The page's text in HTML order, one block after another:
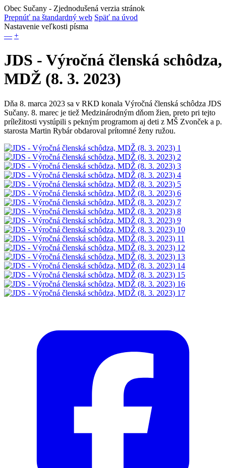
Obec Sučany - Zjednodušená verzia stránok
Prepnúť na štandardný web Späť na úvod
Nastavenie veľkosti písma
— +
JDS - Výročná členská schôdza,
MDŽ (8. 3. 2023)
Dňa 8. marca 2023 sa v RKD konala Výročná členská schôdza JDS
Sučany. 8. marec je tiež Medzinárodným dňom žien, preto pri tejto
príležitosti vystúpili s pekným programom aj deti z MŠ Zvonček a p.
starosta Martin Rybár obdaroval prítomné ženy ružou.